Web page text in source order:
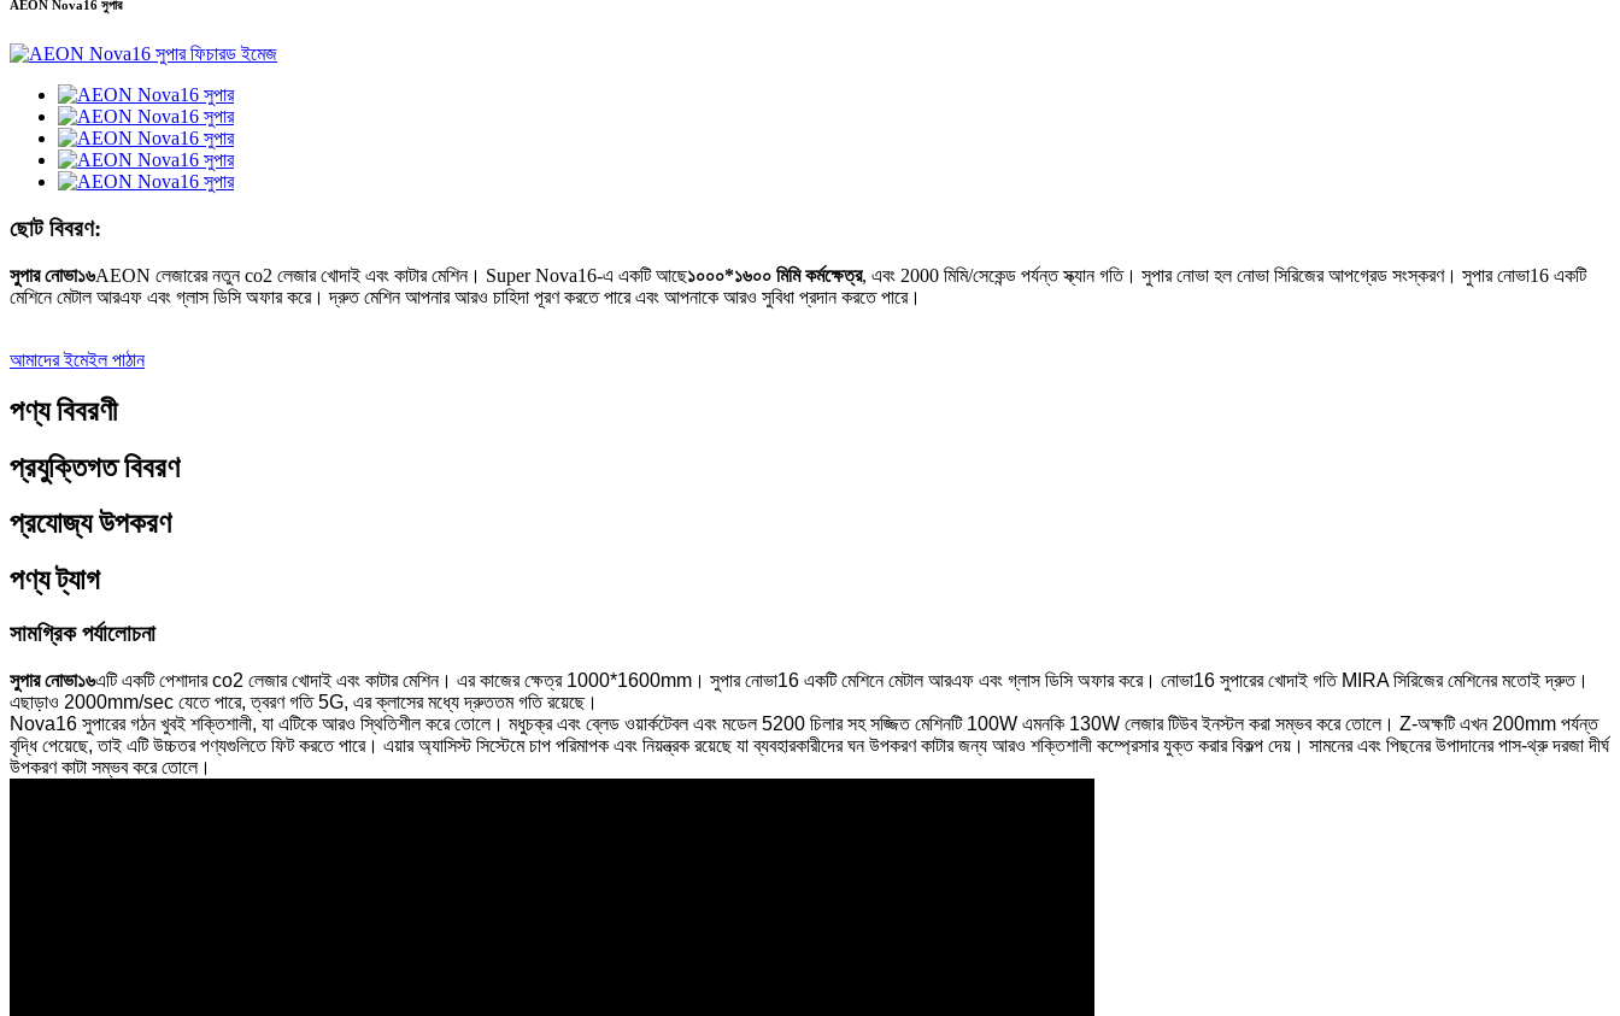
AEON Nova16 সুপার
ছোট বিবরণ:
সুপার নোভা১৬AEON লেজারের নতুন co2 লেজার খোদাই এবং কাটার মেশিন। Super Nova16-এ একটি আছে১০০০*১৬০০ মিমি কর্মক্ষেত্র, এবং 2000 মিমি/সেকেন্ড পর্যন্ত স্ক্যান গতি। সুপার নোভা হল নোভা সিরিজের আপগ্রেড সংস্করণ। সুপার নোভা16 একটি
মেশিনে মেটাল আরএফ এবং গ্লাস ডিসি অফার করে। দ্রুত মেশিন আপনার আরও চাহিদা পূরণ করতে পারে এবং আপনাকে আরও সুবিধা প্রদান করতে পারে।
আমাদের ইমেইল পাঠান
পণ্য বিবরণী
প্রযুক্তিগত বিবরণ
প্রযোজ্য উপকরণ
পণ্য ট্যাগ
সামগ্রিক পর্যালোচনা
সুপার নোভা১৬এটি একটি পেশাদার co2 লেজার খোদাই এবং কাটার মেশিন। এর কাজের ক্ষেত্র 1000*1600mm। সুপার নোভা16 একটি মেশিনে মেটাল আরএফ এবং গ্লাস ডিসি অফার করে। নোভা16 সুপারের খোদাই গতি MIRA সিরিজের মেশিনের মতোই দ্রুত।
এছাড়াও 2000mm/sec যেতে পারে, ত্বরণ গতি 5G, এর ক্লাসের মধ্যে দ্রুততম গতি রয়েছে।
Nova16 সুপারের গঠন খুবই শক্তিশালী, যা এটিকে আরও স্থিতিশীল করে তোলে। মধুচক্র এবং ব্লেড ওয়ার্কটেবল এবং মডেল 5200 চিলার সহ সজ্জিত মেশিনটি 100W এমনকি 130W লেজার টিউব ইনস্টল করা সম্ভব করে তোলে। Z-অক্ষটি এখন 200mm পর্যন্ত
বৃদ্ধি পেয়েছে, তাই এটি উচ্চতর পণ্যগুলিতে ফিট করতে পারে। এয়ার অ্যাসিস্ট সিস্টেমে চাপ পরিমাপক এবং নিয়ন্ত্রক রয়েছে যা ব্যবহারকারীদের ঘন উপকরণ কাটার জন্য আরও শক্তিশালী কম্প্রেসার যুক্ত করার বিকল্প দেয়। সামনের এবং পিছনের উপাদানের পাস-থ্রু দরজা দীর্ঘ
উপকরণ কাটা সম্ভব করে তোলে।